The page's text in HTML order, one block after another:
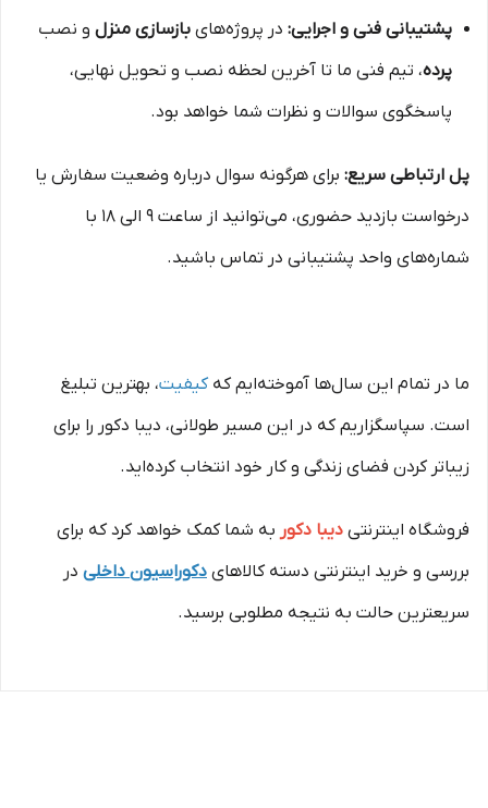
پشتیبانی فنی و اجرایی: در پروژه‌های بازسازی منزل و نصب
پرده، تیم فنی ما تا آخرین لحظه نصب و تحویل نهایی،
پاسخگوی سوالات و نظرات شما خواهد بود.
پل ارتباطی سریع: برای هرگونه سوال درباره وضعیت سفارش یا
درخواست بازدید حضوری، می‌توانید از ساعت ۹ الی ۱۸ با
شماره‌های واحد پشتیبانی در تماس باشید.
ما در تمام این سال‌ها آموخته‌ایم کهکیفیت، بهترین تبلیغ
است. سپاسگزاریم که در این مسیر طولانی، دیبا دکور را برای
زیباتر کردن فضای زندگی و کار خود انتخاب کرده‌اید.
فروشگاه اینترنتی دیبا دکور به شما کمک خواهد کرد که برای
بررسی و خرید اینترنتی دسته کالاهای دکوراسیون داخلی در
سریعترین حالت به نتیجه مطلوبی برسید.